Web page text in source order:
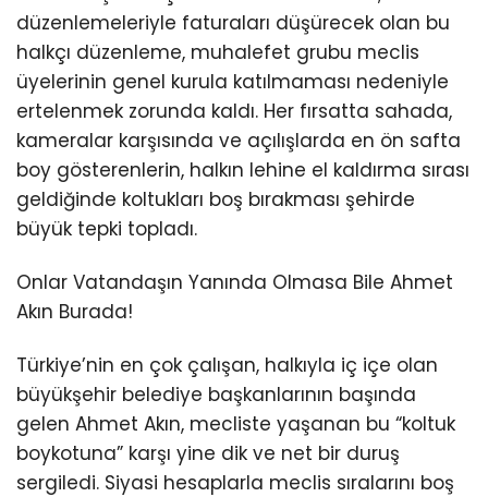
düzenlemeleriyle faturaları düşürecek olan bu
halkçı düzenleme, muhalefet grubu meclis
üyelerinin genel kurula katılmaması nedeniyle
ertelenmek zorunda kaldı. Her fırsatta sahada,
kameralar karşısında ve açılışlarda en ön safta
boy gösterenlerin, halkın lehine el kaldırma sırası
geldiğinde koltukları boş bırakması şehirde
büyük tepki topladı.
Onlar Vatandaşın Yanında Olmasa Bile Ahmet
Akın Burada!
Türkiye’nin en çok çalışan, halkıyla iç içe olan
büyükşehir belediye başkanlarının başında
gelen Ahmet Akın, mecliste yaşanan bu “koltuk
boykotuna” karşı yine dik ve net bir duruş
sergiledi. Siyasi hesaplarla meclis sıralarını boş